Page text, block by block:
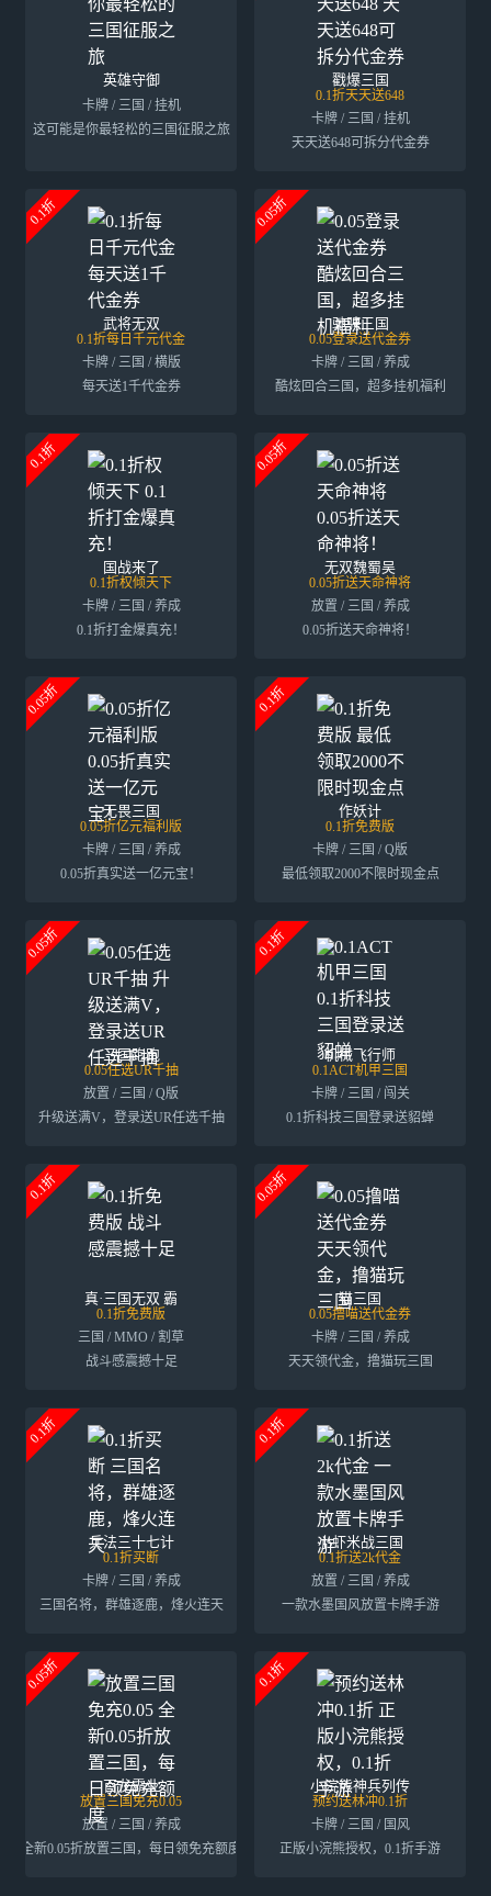
英雄守御
卡牌 / 三国 / 挂机
这可能是你最轻松的三国征服之旅
戳爆三国
0.1折天天送648
卡牌 / 三国 / 挂机
天天送648可拆分代金券
0.1折
武将无双
0.1折每日千元代金
卡牌 / 三国 / 横版
每天送1千代金券
0.05折
驰骋三国
0.05登录送代金券
卡牌 / 三国 / 养成
酷炫回合三国，超多挂机福利
0.1折
国战来了
0.1折权倾天下
卡牌 / 三国 / 养成
0.1折打金爆真充！
0.05折
无双魏蜀吴
0.05折送天命神将
放置 / 三国 / 养成
0.05折送天命神将！
0.05折
无畏三国
0.05折亿元福利版
卡牌 / 三国 / 养成
0.05折真实送一亿元宝！
0.1折
作妖计
0.1折免费版
卡牌 / 三国 / Q版
最低领取2000不限时现金点
0.05折
三国跑跑
0.05任选UR千抽
放置 / 三国 / Q版
升级送满V，登录送UR任选千抽
0.1折
机械飞行师
0.1ACT机甲三国
卡牌 / 三国 / 闯关
0.1折科技三国登录送貂蝉
0.1折
真·三国无双 霸
0.1折免费版
三国 / MMO / 割草
战斗感震撼十足
0.05折
猫三国
0.05撸喵送代金券
卡牌 / 三国 / 养成
天天领代金，撸猫玩三国
0.1折
兵法三十七计
0.1折买断
卡牌 / 三国 / 养成
三国名将，群雄逐鹿，烽火连天
0.1折
小虾米战三国
0.1折送2k代金
放置 / 三国 / 养成
一款水墨国风放置卡牌手游
0.05折
百龙霸业
放置三国免充0.05
放置 / 三国 / 养成
全新0.05折放置三国，每日领免充额度
0.1折
小浣熊神兵列传
预约送林冲0.1折
卡牌 / 三国 / 国风
正版小浣熊授权，0.1折手游